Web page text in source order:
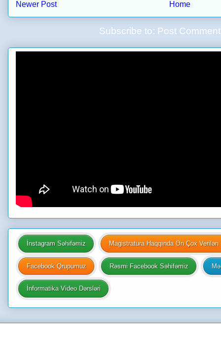
Newer Post Home
Subscribe to: Post
İnstagram Səhifəmiz Magistratura Haqqında Ən Çox Verilən
Facebook Qrupumuz Rəsmi Facebook Səhifəmiz
İnformatika Video Dərsləri